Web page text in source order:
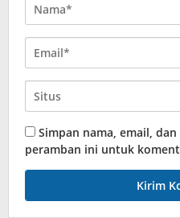
Simpan nama, email,
peramban ini untuk